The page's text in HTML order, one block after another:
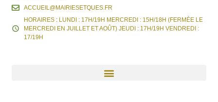
ACCUEIL@MAIRIESETQUES.FR
HORAIRES : LUNDI : 17H/19H MERCREDI : 15H/18H (FERMÉE LE
MERCREDI EN JUILLET ET AOÛT) JEUDI : 17H/19H VENDREDI :
17/19H